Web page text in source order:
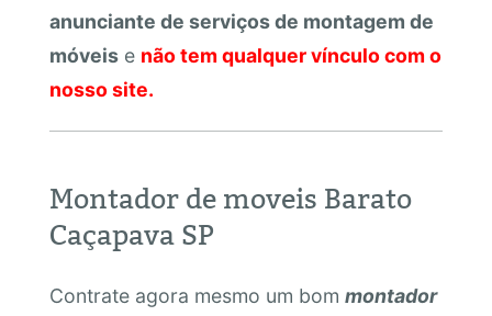
anunciante de serviços de montagem de
móveise não tem qualquer vínculo com o
nosso site.
Montador de moveis Barato
Caçapava SP
Contrate agora mesmo um bom montador